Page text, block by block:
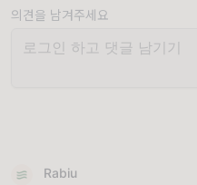
의견을 남겨주세요
Rabiu